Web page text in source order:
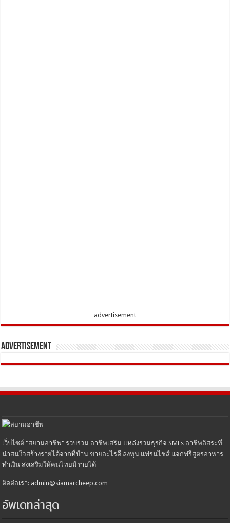
advertisement
Advertisement
เว็บไซต์ "สยามอาชีพ" รวบรวม อาชีพเสริม แหล่งรวมธุรกิจ SMEs อาชีพอิสระที่
น่าสนใจสร้างรายได้จากที่บ้าน ขายอะไรดี ลงทุน แฟรนไชส์ แจกฟรีสูตรอาหาร
ทำเงิน ส่งเสริมให้คนไทยมีรายได้
ติดต่อเรา: admin@siamarcheep.com
อัพเดทล่าสุด